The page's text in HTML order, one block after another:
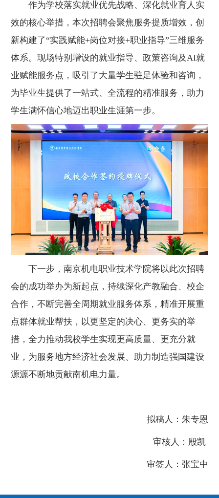
作为学校落实就业优先战略、深化就业育人实
效的核心举措，本次招聘会聚焦服务提质增效，创
新构建了“实践赋能+岗位对接+职业指导”三维服务
体系。现场特别增设的就业指导、政策咨询及AI就
业赋能服务点，吸引了大量学生驻足体验和咨询，
为毕业生提供了一站式、全流程的精准服务，助力
学生满怀信心地迈出职业生涯第一步。
下一步，南京机电职业技术学院将以此次招聘
会的成功举办为新起点，持续深化产教融合、校企
合作，不断完善全周期就业服务体系，精准开展重
点群体就业帮扶，以更坚定的决心、更务实的举
措，全力推动我校学生实现更高质量、更充分就
业，为服务地方经济社会发展、助力制造强国建设
源源不断地贡献南机电力量。
拟稿人：朱专恩
审核人：殷凯
审签人：张宝中